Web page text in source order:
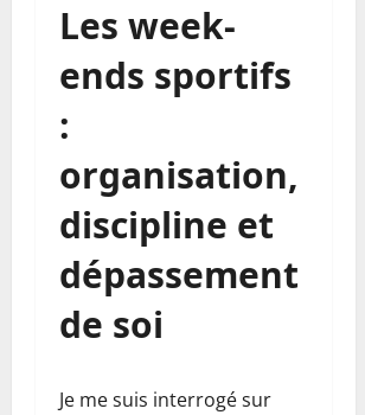
Les week-
ends sportifs
:
organisation,
discipline et
dépassement
de soi
Je me suis interrogé sur